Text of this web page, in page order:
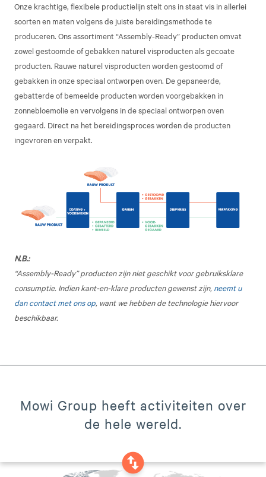
Onze krachtige, flexibele productielijn stelt ons in staat vis in allerlei
soorten en maten volgens de juiste bereidingsmethode te
produceren. Ons assortiment “Assembly-Ready” producten omvat
zowel gestoomde of gebakken naturel visproducten als gecoate
producten. Rauwe naturel visproducten worden gestoomd of
gebakken in onze speciaal ontworpen oven. De gepaneerde,
gebatterde of bemeelde producten worden voorgebakken in
zonnebloemolie en vervolgens in de speciaal ontworpen oven
gegaard. Direct na het bereidingsproces worden de producten
ingevroren en verpakt.
N.B.:
“Assembly-Ready” producten zijn niet geschikt voor gebruiksklare
consumptie. Indien kant-en-klare producten gewenst zijn, neemt u
dan contact met ons op, want we hebben de technologie hiervoor
beschikbaar.
Mowi Group heeft activiteiten over
de hele wereld.
swap_vertical_circle